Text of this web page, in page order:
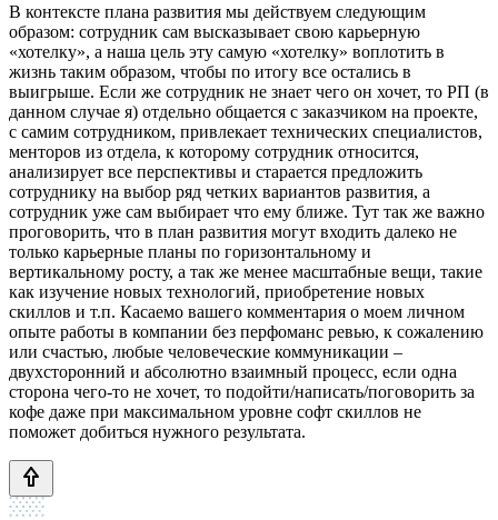
В контексте плана развития мы действуем следующим
образом: сотрудник сам высказывает свою карьерную
«хотелку», а наша цель эту самую «хотелку» воплотить в
жизнь таким образом, чтобы по итогу все остались в
выигрыше. Если же сотрудник не знает чего он хочет, то РП (в
данном случае я) отдельно общается с заказчиком на проекте,
с самим сотрудником, привлекает технических специалистов,
менторов из отдела, к которому сотрудник относится,
анализирует все перспективы и старается предложить
сотруднику на выбор ряд четких вариантов развития, а
сотрудник уже сам выбирает что ему ближе. Тут так же важно
проговорить, что в план развития могут входить далеко не
только карьерные планы по горизонтальному и
вертикальному росту, а так же менее масштабные вещи, такие
как изучение новых технологий, приобретение новых
скиллов и т.п. Касаемо вашего комментария о моем личном
опыте работы в компании без перфоманс ревью, к сожалению
или счастью, любые человеческие коммуникации –
двухсторонний и абсолютно взаимный процесс, если одна
сторона чего-то не хочет, то подойти/написать/поговорить за
кофе даже при максимальном уровне софт скиллов не
поможет добиться нужного результата.